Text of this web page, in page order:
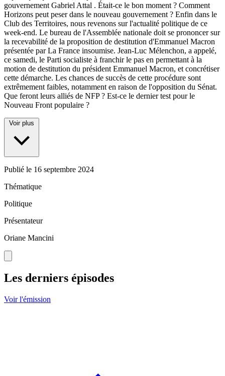
gouvernement Gabriel Attal . Était-ce le bon moment ? Comment
Horizons peut peser dans le nouveau gouvernement ? Enfin dans le
Club des Territoires, nous revenons sur l'actualité politique de ce
week-end. Le bureau de l'Assemblée nationale doit se prononcer sur
la recevabilité de la proposition de destitution d'Emmanuel Macron
présentée par La France insoumise. Jean-Luc Mélenchon, a appelé,
ce samedi, le Parti socialiste à franchir le pas en permettant à la
motion de destitution du président Emmanuel Macron, et concrétiser
cette démarche. Les chances de succès de cette procédure sont
extrêmement faibles, notamment en raison de l'opposition du Sénat.
Que feront leurs alliés de NFP ? Est-ce le dernier test pour le
Nouveau Front populaire ?
Voir plus
Publié le 16 septembre 2024
Thématique
Politique
Présentateur
Oriane Mancini
Les derniers épisodes
Voir l'émission